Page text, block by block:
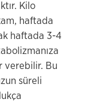
Kilo
haftada
haftada 3-4
verebilir. Bu
süreli